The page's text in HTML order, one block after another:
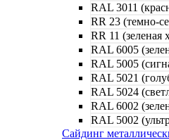
RAL 3011
RR 23 (темно-
RR 11 (зеленая
RAL 6005
RAL 5005
RAL 5021
RAL 5024
RAL 6002
RAL 5002
Сайдинг